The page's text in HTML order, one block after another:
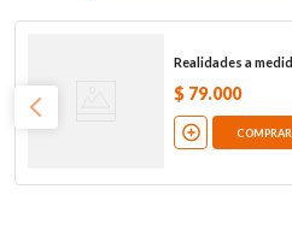
Realidades a
$ 79.000